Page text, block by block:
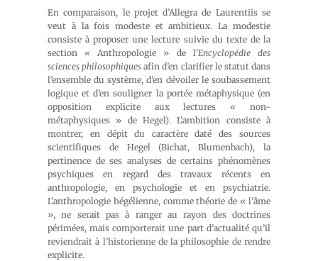
En comparaison, le projet d’Allegra de Laurentiis se
veut à la fois modeste et ambitieux. La modestie
consiste à proposer une lecture suivie du texte de la
section « Anthropologie » de l’Encyclopédie des
sciences philosophiques afin d’en clarifier le statut dans
l’ensemble du système, d’en dévoiler le soubassement
logique et d’en souligner la portée métaphysique (en
opposition explicite aux lectures « non-
métaphysiques » de Hegel). L’ambition consiste à
montrer, en dépit du caractère daté des sources
scientifiques de Hegel (Bichat, Blumenbach), la
pertinence de ses analyses de certains phénomènes
psychiques en regard des travaux récents en
anthropologie, en psychologie et en psychiatrie.
L’anthropologie hégélienne, comme théorie de « l’âme
», ne serait pas à ranger au rayon des doctrines
périmées, mais comporterait une part d’actualité qu’il
reviendrait à l’historienne de la philosophie de rendre
explicite.